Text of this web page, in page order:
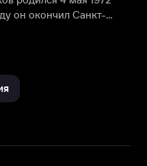
он окончил Санкт-
академию
спектаклях:
“Декамероне”, Белевича
семейств Монтекки
сказке.